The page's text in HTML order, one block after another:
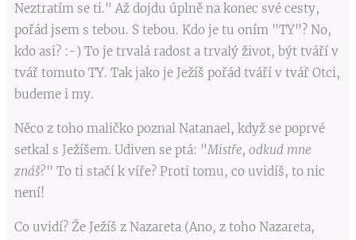
Neztratím se ti." Až dojdu úplně na konec své cesty,
pořád jsem s tebou. S tebou. Kdo je tu oním "TY"? No,
kdo asi? :-) To je trvalá radost a trvalý život, být tváří v
tvář tomuto TY. Tak jako je Ježíš pořád tváří v tvář Otci,
budeme i my.
Něco z toho maličko poznal Natanael, když se poprvé
setkal s Ježíšem. Udiven se ptá: "Mistře, odkud mne
znáš?" To ti stačí k víře? Proti tomu, co uvidíš, to nic
není!
Co uvidí? Že Ježíš z Nazareta (Ano, z toho Nazareta,